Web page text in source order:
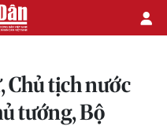
Chủ tịch nước
tướng, Bộ